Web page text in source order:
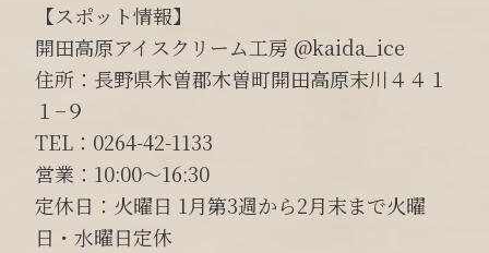
【スポット情報】
開田高原アイスクリーム工房 @kaida_ice
住所：長野県木曽郡木曽町開田高原末川４４１
１−９
TEL：0264-42-1133
営業：10:00〜16:30
定休日：火曜日 1月第3週から2月末まで火曜
日・水曜日定休